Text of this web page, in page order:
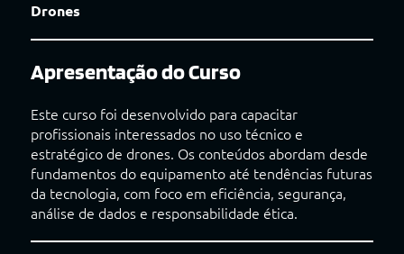
Drones
Apresentação do Curso
Este curso foi desenvolvido para capacitar
profissionais interessados no uso técnico e
estratégico de drones. Os conteúdos abordam desde
fundamentos do equipamento até tendências futuras
da tecnologia, com foco em eficiência, segurança,
análise de dados e responsabilidade ética.